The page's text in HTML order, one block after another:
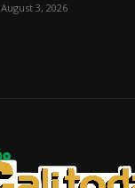
August 3, 2026